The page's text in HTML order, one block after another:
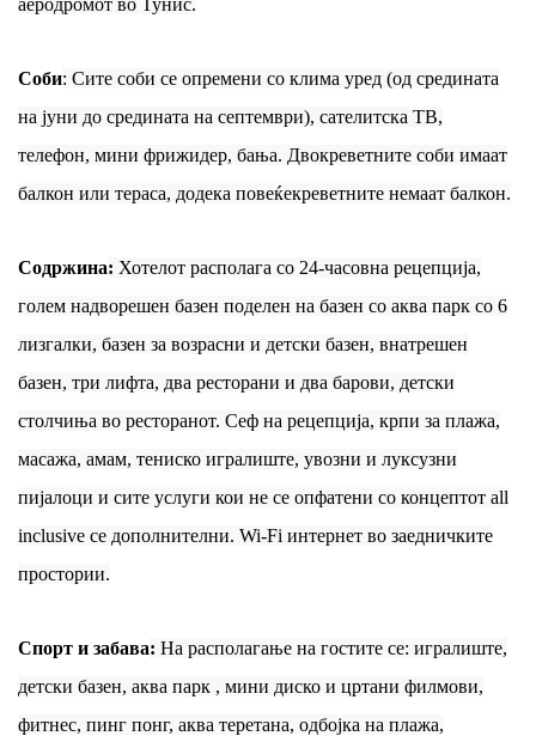
Соби: Сите соби се опремени со клима уред (од средината
на јуни до средината на септември), сателитска ТВ,
телефон, мини фрижидер, бања. Двокреветните соби имаат
балкон или тераса, додека повеќекреветните немаат балкон.
Содржина: Хотелот располага со 24-часовна рецепција,
голем надворешен базен поделен на базен со аква парк со 6
лизгалки, базен за возрасни и детски базен, внатрешен
базен, три лифта, два ресторани и два барови, детски
столчиња во ресторанот. Сеф на рецепција, крпи за плажа,
масажа, амам, тениско игралиште, увозни и луксузни
пијалоци и сите услуги кои не се опфатени со концептот all
inclusive се дополнителни. Wi-Fi интернет во заедничките
простории.
Спорт и забава: На располагање на гостите се: игралиште,
детски базен, аква парк , мини диско и цртани филмови,
фитнес, пинг понг, аква теретана, одбојка на плажа,